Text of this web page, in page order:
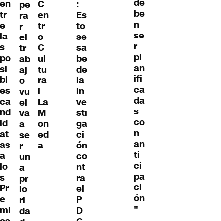
en
tr
e
la
s
po
si
bl
es
ca
nd
id
at
as
a
lo
s
Pr
e
mi
pe
ra
r
el
tr
ab
aj
o
vu
el
va
a
se
r
un
a
pr
io
ri
da
C
en
tr
o
C
ul
tu
ra
l
La
M
on
ed
a
:
Es
to
se
sa
be
de
la
in
ve
sti
ga
ci
ón
co
nt
ra
el
P
D
de
be
n
se
r
pl
an
ifi
ca
da
s
co
n
an
ti
ci
pa
ci
ón
"